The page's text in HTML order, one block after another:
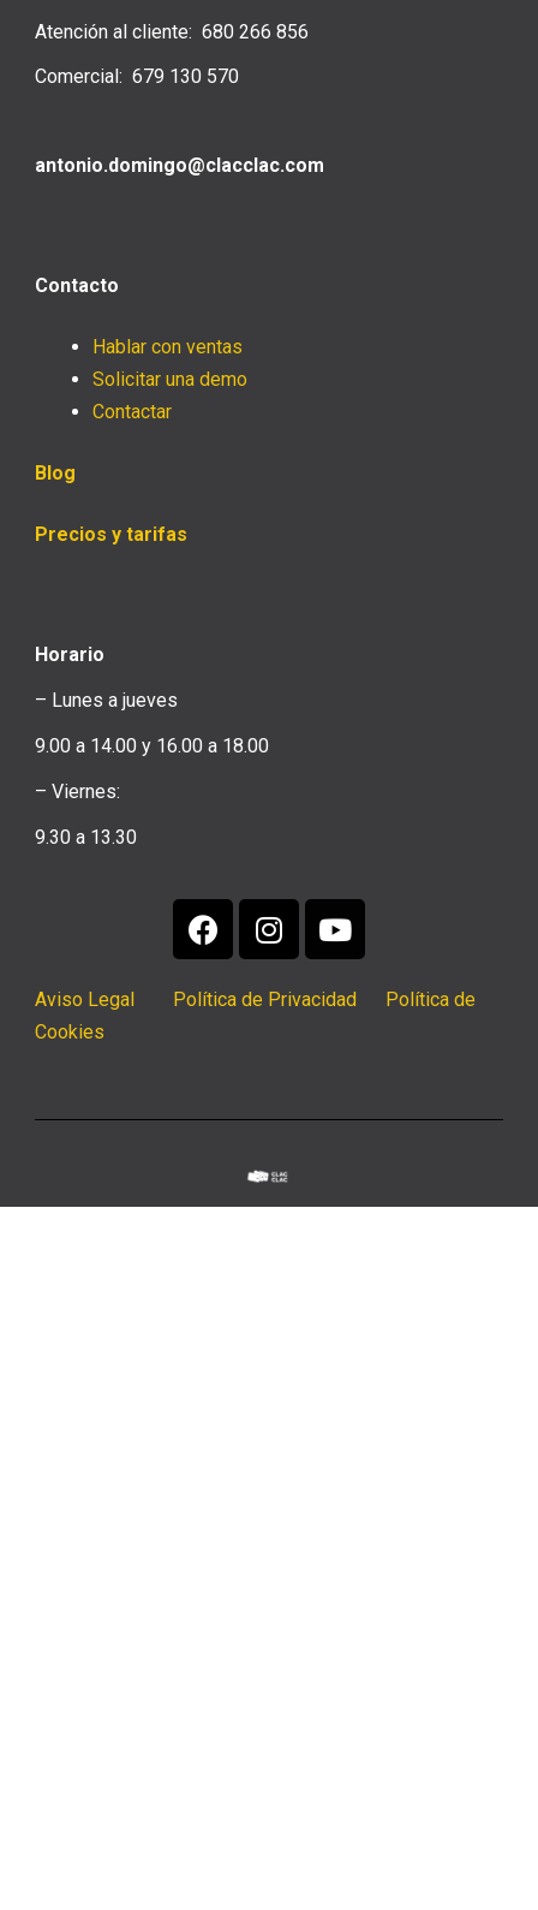
Atención al cliente: 680 266 856
Comercial: 679 130 570
antonio.domingo@clacclac.com
Contacto
Hablar con ventas
Solicitar una demo
Contactar
Blog
Precios y tarifas
Horario
– Lunes a jueves
9.00 a 14.00 y 16.00 a 18.00
– Viernes:
9.30 a 13.30
Aviso Legal Política de Privacidad
Política de
Cookies